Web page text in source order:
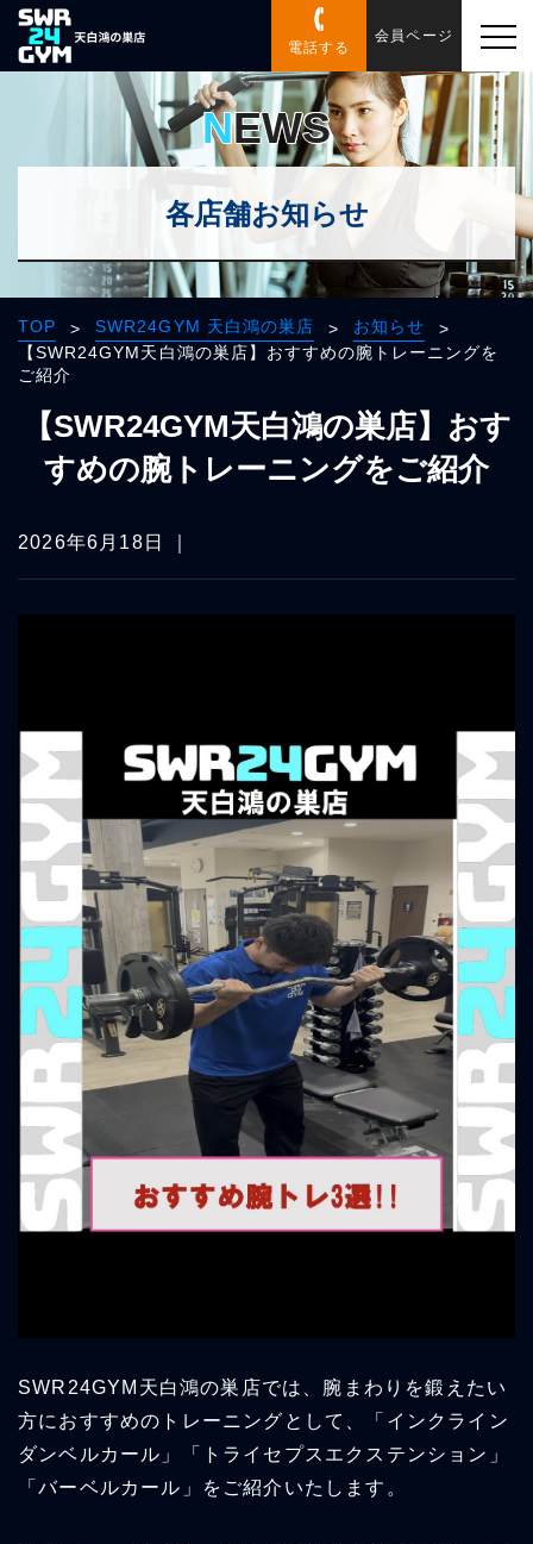
電話する
会員ページ
NEWS
各店舗お知らせ
TOP > SWR24GYM 天白鴻の巣店 > お知らせ
>
【SWR24GYM天白鴻の巣店】おすすめの腕トレーニングを
ご紹介
【SWR24GYM天白鴻の巣店】おす
すめの腕トレーニングをご紹介
2026年6月18日 ｜
SWR24GYM天白鴻の巣店では、腕まわりを鍛えたい
方におすすめのトレーニングとして、「インクライン
ダンベルカール」「トライセプスエクステンション」
「バーベルカール」をご紹介いたします。